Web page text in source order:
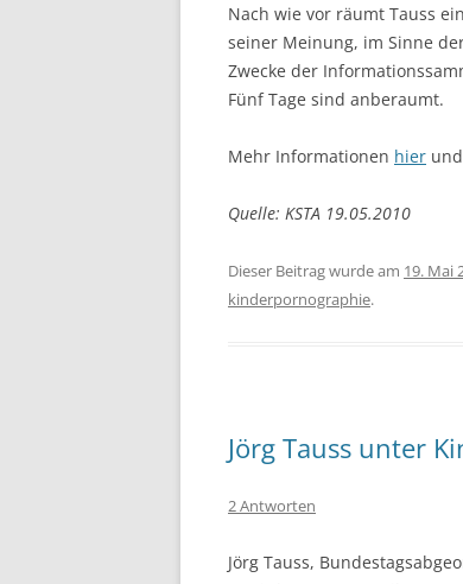
Nach wie vor räumt Tauss
seiner Meinung, im Sinne
Zwecke der
Fünf Tage sind anberaumt.
Mehr Informationen hier und
Quelle: KSTA 19.05.2010
Dieser Beitrag wurde am 19. Mai
kinderpornographie.
Jörg Tauss unter
2 Antworten
Jörg Tauss,